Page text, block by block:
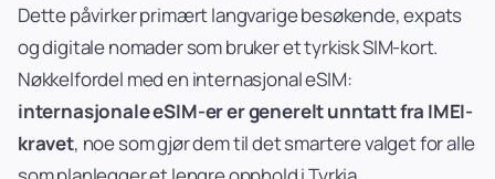
Dette påvirker primært langvarige besøkende, expats
og digitale nomader som bruker et tyrkisk SIM-kort.
Nøkkelfordel med en internasjonal eSIM:
internasjonale eSIM-er er generelt unntatt fra IMEI-
kravet, noe som gjør dem til det smartere valget for alle